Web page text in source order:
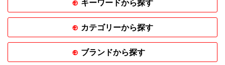
Powered
キーワードから探す
カテゴリーから探す
ブランドから探す